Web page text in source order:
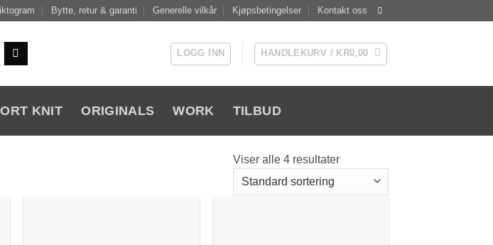
Bytte, retur & garanti Generelle vilkår Kjøpsbetingelser Kontakt oss
LOGG INN HANDLEKURV / KR0,00
KNIT ORIGINALS WORK TILBUD
Viser alle 4 resultater